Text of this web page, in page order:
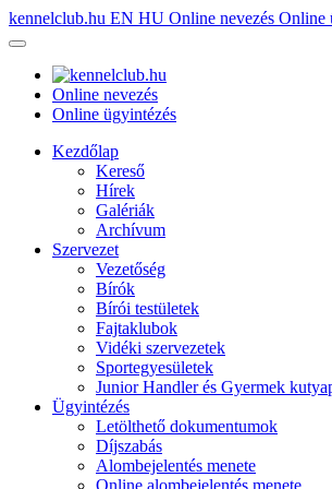
kennelclub.hu EN HU Online nevezés Online
Online nevezés
Online ügyintézés
Kezdőlap
Kereső
Hírek
Galériák
Archívum
Szervezet
Vezetőség
Bírók
Bírói testületek
Fajtaklubok
Vidéki szervezetek
Sportegyesületek
Junior Handler és Gyermek
Ügyintézés
Letölthető dokumentumok
Díjszabás
Alombejelentés menete
Online alombejelentés menete